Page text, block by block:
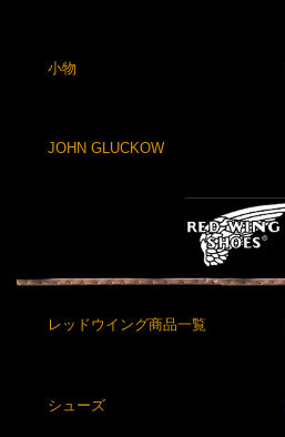
小物
JOHN GLUCKOW
レッドウイング商品一覧
シューズ